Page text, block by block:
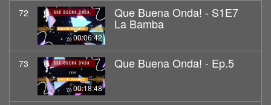
72
00:06:42
Que Buena Onda! - S1E7
La Bamba
73
00:18:48
Que Buena Onda! - Ep.5